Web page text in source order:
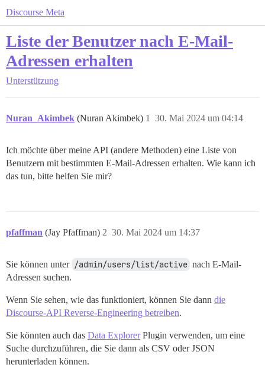
Discourse Meta
Liste der Benutzer nach E-Mail-
Adressen erhalten
Unterstützung
Nuran_Akimbek (Nuran Akimbek) 30. Mai 2024 um 04:14
1
Ich möchte über meine API (andere Methoden) eine Liste von
Benutzern mit bestimmten E-Mail-Adressen erhalten. Wie kann ich
das tun, bitte helfen Sie mir?
pfaffman (Jay Pfaffman) 30. Mai 2024 um 14:37
2
Sie können unter /admin/users/list/active nach E-Mail-
Adressen suchen.
Wenn Sie sehen, wie das funktioniert, können Sie dann die
Discourse-API Reverse-Engineering betreiben.
Sie könnten auch das Data ExplorerPlugin verwenden, um eine
Suche durchzuführen, die Sie dann als CSV oder JSON
herunterladen können.